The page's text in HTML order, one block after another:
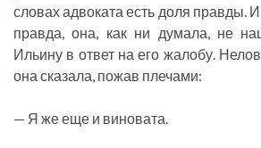
словах адвоката есть доля правды. И
правда, она, как ни думала, не
Ильину в ответ на его жалобу.
она сказала, пожав плечами:
— Я же еще и виновата.